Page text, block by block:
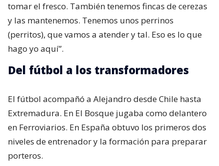
tomar el fresco. También tenemos fincas de cerezas
y las mantenemos. Tenemos unos perrinos
(perritos), que vamos a atender y tal. Eso es lo que
hago yo aquí”.
Del fútbol a los transformadores
El fútbol acompañó a Alejandro desde Chile hasta
Extremadura. En El Bosque jugaba como delantero
en Ferroviarios. En España obtuvo los primeros dos
niveles de entrenador y la formación para preparar
porteros.